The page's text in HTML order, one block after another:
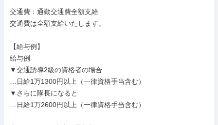
交通費：通勤交通費全額支給
交通費は全額支給いたします。
【給与例】
給与例
▼交通誘導2級の資格者の場合
…日給1万1300円以上（一律資格手当含む）
▼さらに隊長になると
…日給1万2600円以上（一律資格手当含む）